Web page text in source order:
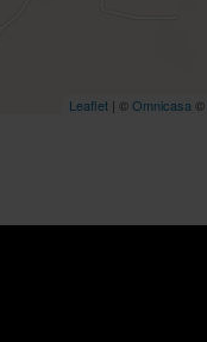
Leaflet | ©Omnicasa ©